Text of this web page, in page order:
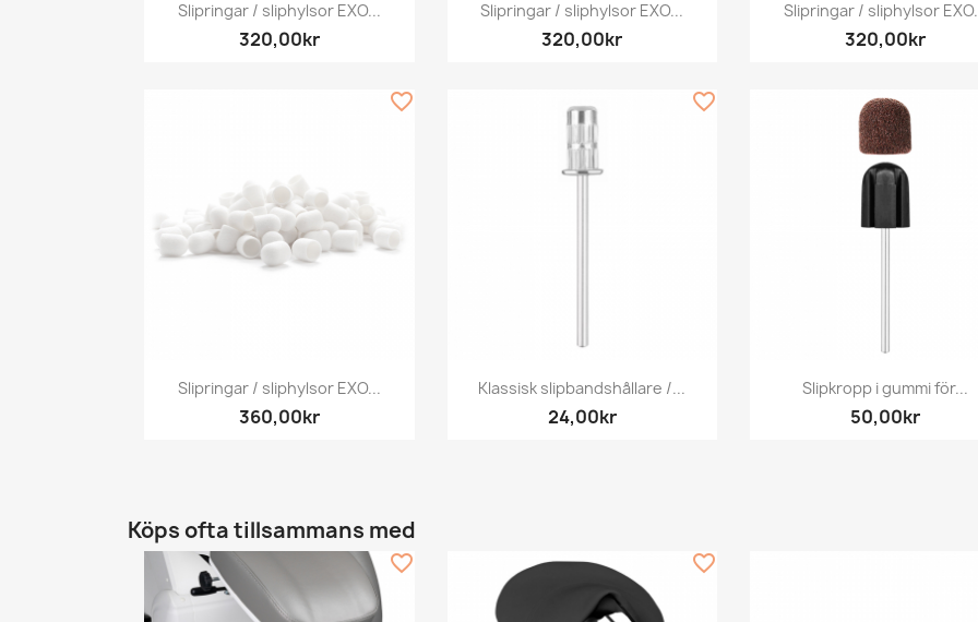

Slipringar / sliphylsor EXO...
320,00kr

Slipringar / sliphylsor EXO...
320,00kr

Slipringar / sliphylsor
320,00kr
Snabbvy
Slipringar / sliphylsor EXO...
360,00kr
favorite_border
Snabbvy
Klassisk slipbandshållare /...
24,00kr
favorite_border
Snabbvy
Slipkropp i gummi för...
50,00kr
Köps ofta tillsammans med
favorite_border favorite_border